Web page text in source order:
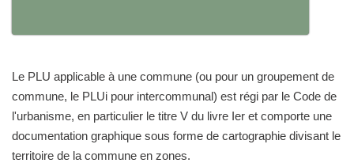
Le PLU applicable à une commune (ou pour un groupement de
commune, le PLUi pour intercommunal) est régi par le Code de
l'urbanisme, en particulier le titre V du livre Ier et comporte une
documentation graphique sous forme de cartographie divisant le
territoire de la commune en zones.